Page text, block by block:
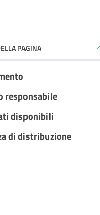
PAGINA
responsabile
disponibili
di distribuzione